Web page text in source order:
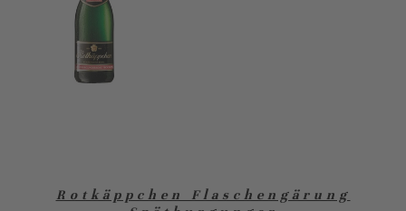
Rotkäppchen Flaschengärung